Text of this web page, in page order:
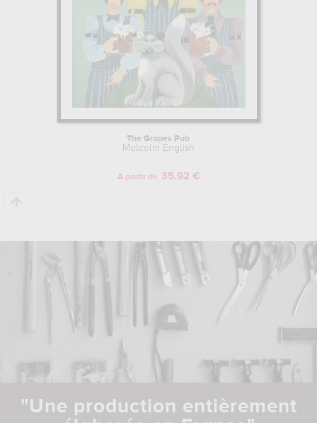
The Grapes Pub
Malcolm English
A partir de 35.92 €
"Une production entièrement